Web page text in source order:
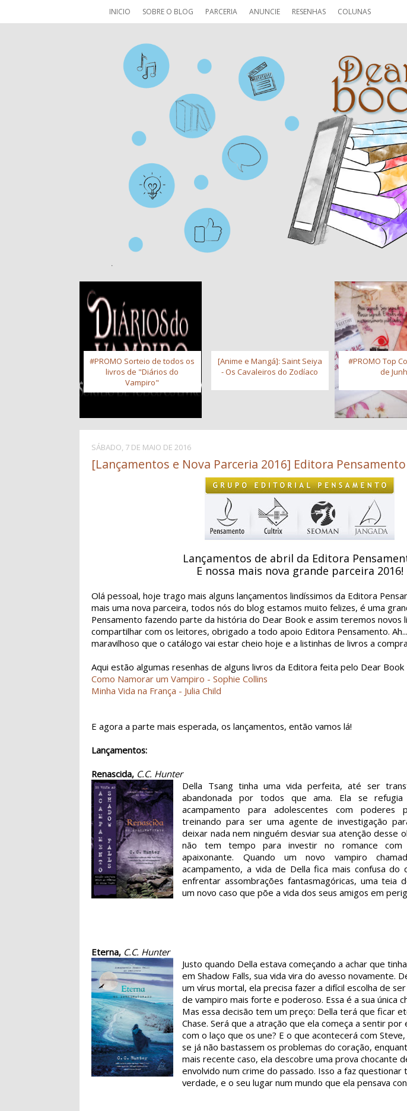
INICIO SOBRE O BLOG PARCERIA ANUNCIE RESENHAS COLUNAS
#PROMO Sorteio de todos os
livros de "Diários do
Vampiro"
[Anime e Mangá]: Saint Seiya
- Os Cavaleiros do Zodíaco
#PROMO Top
de
SÁBADO, 7 DE MAIO DE 2016
[Lançamentos e Nova Parceria 2016] Editora Pensamento
Lançamentos de abril da Editora
E nossa mais nova grande parceira 2016!
Olá pessoal, hoje trago mais alguns lançamentos lindíssimos da Editora
mais uma nova parceira, todos nós do blog estamos muito felizes, é uma
Pensamento fazendo parte da história do Dear Book e assim teremos novos
compartilhar com os leitores, obrigado a todo apoio Editora Pensamento.
maravilhoso que o catálogo vai estar cheio hoje e a listinhas de livros a
Aqui estão algumas resenhas de alguns livros da Editora feita pelo Dear Book
Como Namorar um Vampiro - Sophie Collins
Minha Vida na França - Julia Child
E agora a parte mais esperada, os lançamentos, então vamos lá!
Lançamentos:
Renascida, C.C. Hunter
Della Tsang tinha uma vida perfeita, até ser
abandonada por todos que ama. Ela se
acampamento para adolescentes com poderes
treinando para ser uma agente de investigação
deixar nada nem ninguém desviar sua atenção desse
não tem tempo para investir no romance com
apaixonante. Quando um novo vampiro
acampamento, a vida de Della fica mais confusa do
enfrentar assombrações fantasmagóricas, uma teia
um novo caso que põe a vida dos seus amigos em
Eterna, C.C. Hunter
Justo quando Della estava começando a achar que
em Shadow Falls, sua vida vira do avesso novamente.
um vírus mortal, ela precisa fazer a difícil escolha de
de vampiro mais forte e poderoso. Essa é a sua única
Mas essa decisão tem um preço: Della terá que ficar
Chase. Será que a atração que ela começa a sentir
com o laço que os une? E o que acontecerá com
se já não bastassem os problemas do coração,
mais recente caso, ela descobre uma prova chocante
envolvido num crime do passado. Isso a faz
verdade, e o seu lugar num mundo que ela pensava